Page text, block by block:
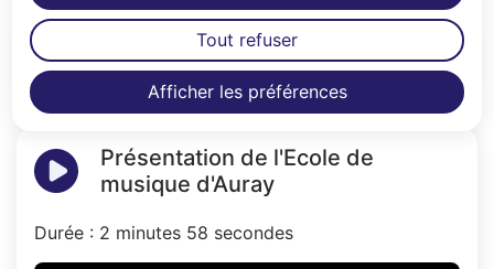
Afficher les préférences
Tout refuser
Sommaire
Présentation de l'Ecole de
musique d'Auray
Durée : 2 minutes 58 secondes